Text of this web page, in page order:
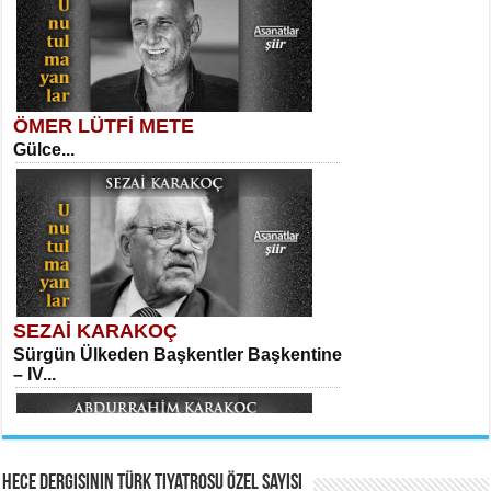
MEHMET TAŞTAN
Vagon’da Bir Şairle...
SITKI CANEY
Oruçla Devrim ve Özgürlüğe…...
Meral Yağmur
Eski Bir Şiir...
Kadir Ünal
Ayağıma Dolanan Yokuş...
ÖMER LÜTFİ METE
Gülce...
SEZAİ KARAKOÇ
Sürgün Ülkeden Başkentler Başkentine
– IV...
Hece Dergisinin Türk Tiyatrosu Özel Sayısı